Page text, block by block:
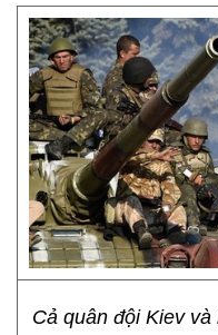
Cả quân đội Kiev